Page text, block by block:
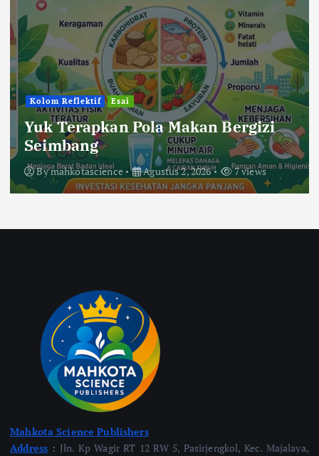
Berita Pendidikan
Bercanda Kok Bikin Sedih?
Kelompok KKP 194 UIN Mataram di
Desa Sigar Penjalin Menggaungkan
Suara Anti-Bullying dari SDN 5
Sigar Penjalin
Bymahkotascience Agustus 2, 2026 24 views
Mahkota Science Publishers
Address : Jln. Kp Wagir RT 12 RW 5, Pasirjengkol, Kec. Majalaya,